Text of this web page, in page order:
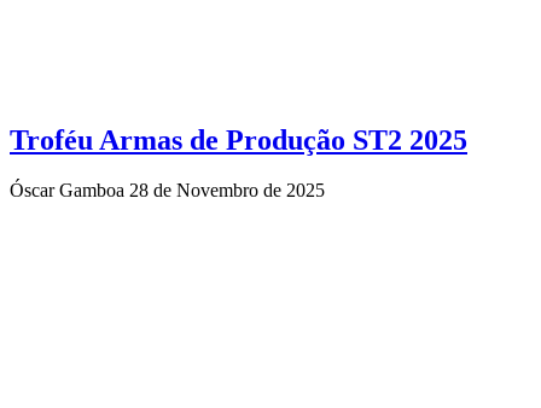
Troféu Armas de Produção ST2 2025
Óscar Gamboa 28 de Novembro de 2025